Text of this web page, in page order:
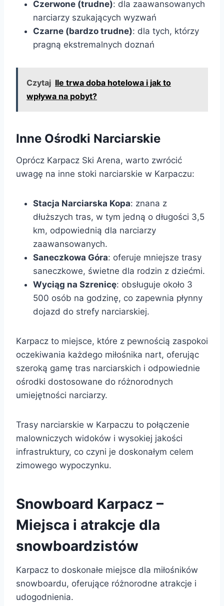
Czerwone (trudne): dla zaawansowanych
narciarzy szukających wyzwań
Czarne (bardzo trudne): dla tych, którzy
pragną ekstremalnych doznań
Czytaj Ile trwa doba hotelowa i jak to
wpływa na pobyt?
Inne Ośrodki Narciarskie
Oprócz Karpacz Ski Arena, warto zwrócić
uwagę na inne stoki narciarskie w Karpaczu:
Stacja Narciarska Kopa: znana z
dłuższych tras, w tym jedną o długości 3,5
km, odpowiednią dla narciarzy
zaawansowanych.
Saneczkowa Góra: oferuje mniejsze trasy
saneczkowe, świetne dla rodzin z dziećmi.
Wyciąg na Szrenicę: obsługuje około 3
500 osób na godzinę, co zapewnia płynny
dojazd do strefy narciarskiej.
Karpacz to miejsce, które z pewnością zaspokoi
oczekiwania każdego miłośnika nart, oferując
szeroką gamę tras narciarskich i odpowiednie
ośrodki dostosowane do różnorodnych
umiejętności narciarzy.
Trasy narciarskie w Karpaczu to połączenie
malowniczych widoków i wysokiej jakości
infrastruktury, co czyni je doskonałym celem
zimowego wypoczynku.
Snowboard Karpacz –
Miejsca i atrakcje dla
snowboardzistów
Karpacz to doskonałe miejsce dla miłośników
snowboardu, oferujące różnorodne atrakcje i
udogodnienia.